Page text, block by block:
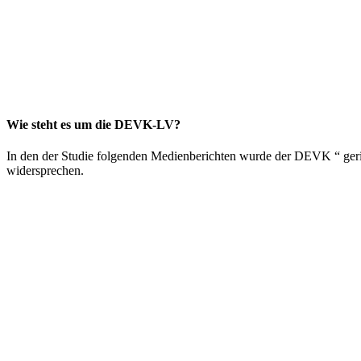
Wie steht es um die DEVK-LV?
In den der Studie folgenden Medienberichten wurde der DEVK “
widersprechen.